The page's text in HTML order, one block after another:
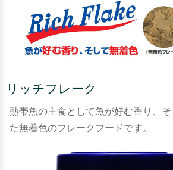
リッチフレーク
熱帯魚の主食として魚が好む香り、そ
た無着色のフレークフードです。